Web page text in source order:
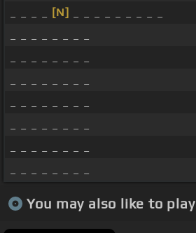
[N]
You may also like to play